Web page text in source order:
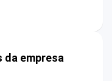
da empresa